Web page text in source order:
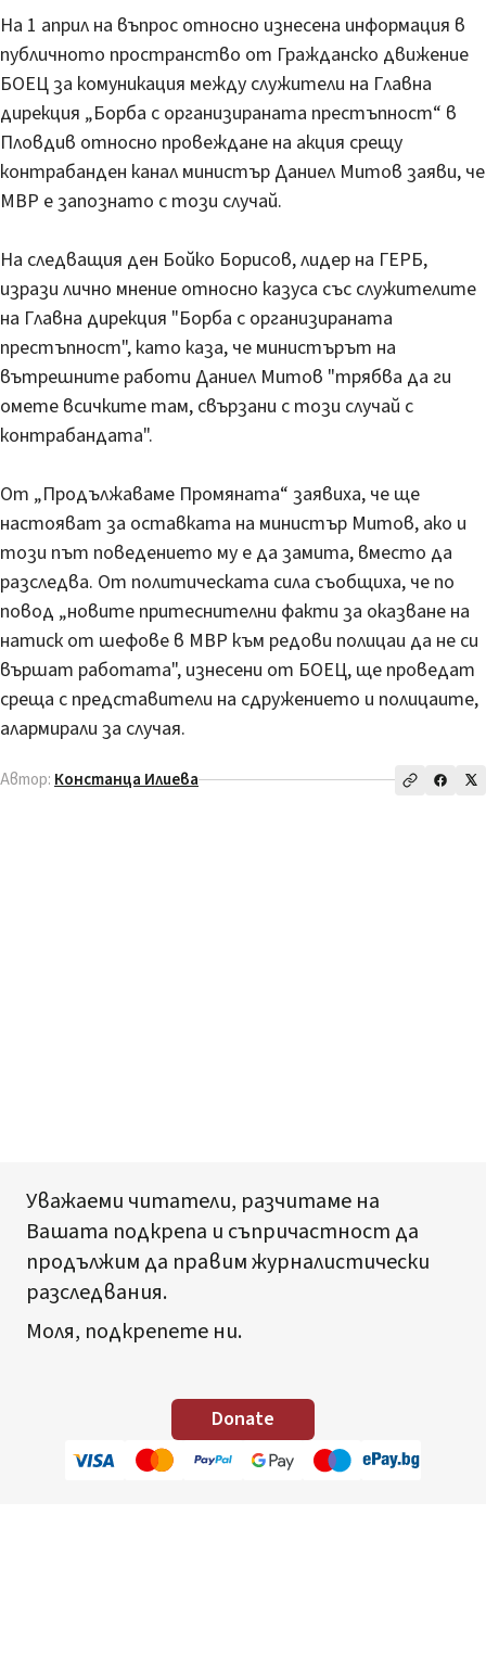
На 1 април на въпрос относно изнесена информация в
публичното пространство от Гражданско движение
БОЕЦ за комуникация между служители на Главна
дирекция „Борба с организираната престъпност“ в
Пловдив относно провеждане на акция срещу
контрабанден канал министър Даниел Митов заяви, че
МВР е запознато с този случай.
На следващия ден Бойко Борисов, лидер на ГЕРБ,
изрази лично мнение относно казуса със служителите
на Главна дирекция "Борба с организираната
престъпност", като каза, че министърът на
вътрешните работи Даниел Митов "трябва да ги
омете всичките там, свързани с този случай с
контрабандата".
От „Продължаваме Промяната“ заявиха, че ще
настояват за оставката на министър Митов, ако и
този път поведението му е да замита, вместо да
разследва. От политическата сила съобщиха, че по
повод „новите притеснителни факти за оказване на
натиск от шефове в МВР към редови полицаи да не си
вършат работата", изнесени от БОЕЦ, ще проведат
среща с представители на сдружението и полицаите,
алармирали за случая.
Автор: Констанца Илиева
Уважаеми читатели, разчитаме на
Вашата подкрепа и съпричастност да
продължим да правим журналистически
разследвания.
Моля, подкрепете ни.
Donate